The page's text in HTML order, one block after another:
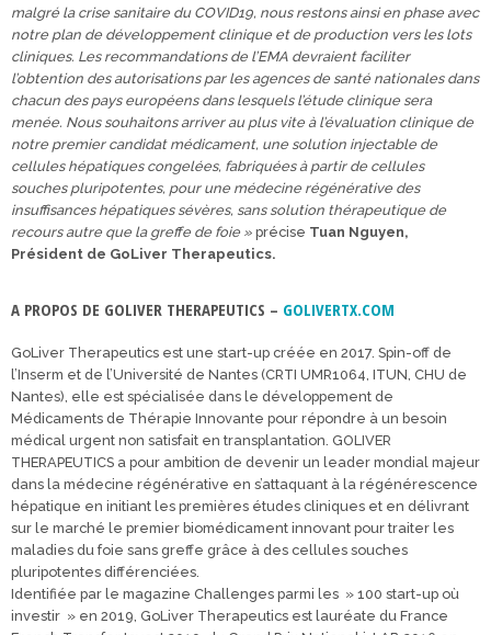
malgré la crise sanitaire du COVID19, nous restons ainsi en phase avec
notre plan de développement clinique et de production vers les lots
cliniques. Les recommandations de l’EMA devraient faciliter
l’obtention des autorisations par les agences de santé nationales dans
chacun des pays européens dans lesquels l’étude clinique sera
menée. Nous souhaitons arriver au plus vite à l’évaluation clinique de
notre premier candidat médicament, une solution injectable de
cellules hépatiques congelées, fabriquées à partir de cellules
souches pluripotentes, pour une médecine régénérative des
insuffisances hépatiques sévères, sans solution thérapeutique de
recours autre que la greffe de foie » précise Tuan Nguyen,
Président de GoLiver Therapeutics.
A PROPOS DE GOLIVER THERAPEUTICS – GOLIVERTX.COM
GoLiver Therapeutics est une start-up créée en 2017. Spin-off de
l’Inserm et de l’Université de Nantes (CRTI UMR1064, ITUN, CHU de
Nantes), elle est spécialisée dans le développement de
Médicaments de Thérapie Innovante pour répondre à un besoin
médical urgent non satisfait en transplantation. GOLIVER
THERAPEUTICS a pour ambition de devenir un leader mondial majeur
dans la médecine régénérative en s’attaquant à la régénérescence
hépatique en initiant les premières études cliniques et en délivrant
sur le marché le premier biomédicament innovant pour traiter les
maladies du foie sans greffe grâce à des cellules souches
pluripotentes différenciées.
Identifiée par le magazine Challenges parmi les » 100 start-up où
investir » en 2019, GoLiver Therapeutics est lauréate du France